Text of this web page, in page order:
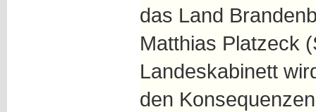
das Land
Matthias Platzeck
Landeskabinett
den